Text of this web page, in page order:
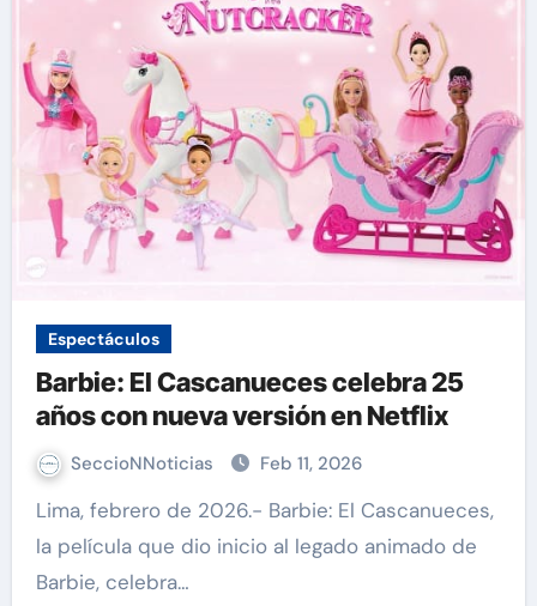
Espectáculos
Barbie: El Cascanueces celebra 25
años con nueva versión en Netflix
SeccioNNoticias Feb 11, 2026
Lima, febrero de 2026.- Barbie: El Cascanueces,
la película que dio inicio al legado animado de
Barbie, celebra…